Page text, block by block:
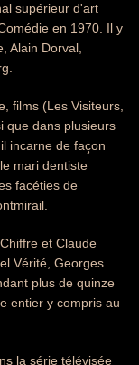
supérieur d'art
en 1970. Il y
Alain Dorval,
films (Les Visiteurs,
que dans plusieurs
incarne de façon
mari dentiste
facéties de
et Claude
Vérité, Georges
plus de quinze
entier y compris au
la série télévisée